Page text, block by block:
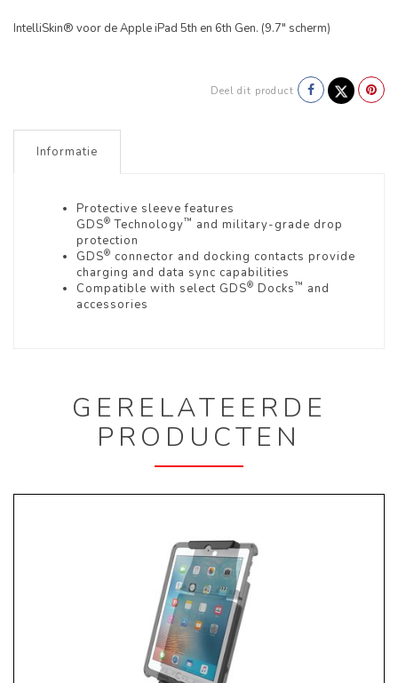
IntelliSkin® voor de Apple iPad 5th en 6th Gen. (9.7" scherm)
Deel dit product
Informatie
Protective sleeve features
GDS® Technology™ and military-grade drop
protection
GDS® connector and docking contacts provide
charging and data sync capabilities
Compatible with select GDS® Docks™ and
accessories
GERELATEERDE
PRODUCTEN